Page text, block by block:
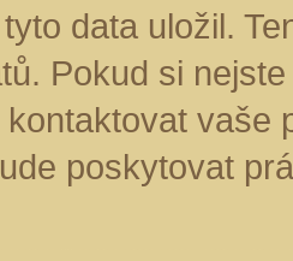
data uložil.
Pokud si
vaše
poskytovat